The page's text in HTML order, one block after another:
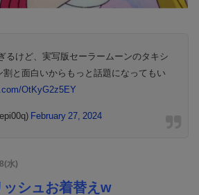
るけど、実写版セーラームーンのタキシ
割と面白いからもっと話題になってもい
OtKyG2z5EY
February 27, 2024
水)
シュお着替えw